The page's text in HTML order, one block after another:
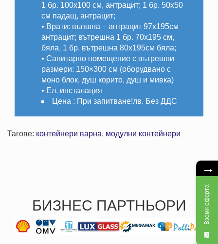
1 бр. 100х100 см, антрацит; 1 бр. 50х50
см падащ, антрацит;
• Врати: външна – антрацит 97х195см
антрацит; вътрешна 1 бр. 70х195 см,
бяла, 1 бр. вътрешна 80х195см бяла;
• Санитарно помещение с вътрешни
размери: 150×300 см (оборудвано с
моно блок, душ корито, душ и мивка)
• Ел. инсталация
Цена : При запитване!лв. Без ДДС
Тагове: контейнери варна, модулни контейнери
БИЗНЕС ПАРТНЬОРИ
→
Вземи оферта